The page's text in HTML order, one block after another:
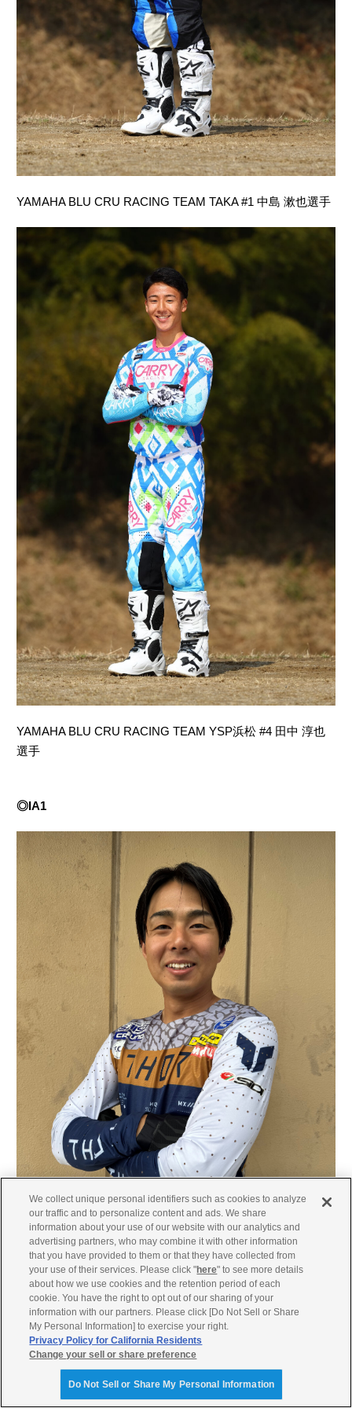
YAMAHA BLU CRU RACING TEAM TAKA #1 中島 漱也選手
YAMAHA BLU CRU RACING TEAM YSP浜松 #4 田中 淳也
選手
◎IA1
BLU CRU フライングドルフィンサイセイ #38 浅井 亮太選手
We collect unique personal identifiers such as cookies to analyze
our traffic and to personalize content and ads. We share
information about your use of our website with our analytics and
advertising partners, who may combine it with other information
that you have provided to them or that they have collected from
your use of their services. Please click "here" to see more details
about how we use cookies and the retention period of each
cookie. You have the right to opt out of our sharing of your
information with our partners. Please click [Do Not Sell or Share
My Personal Information] to exercise your right.
Privacy Policy for California Residents
Change your sell or share preference
Do Not Sell or Share My Personal Information